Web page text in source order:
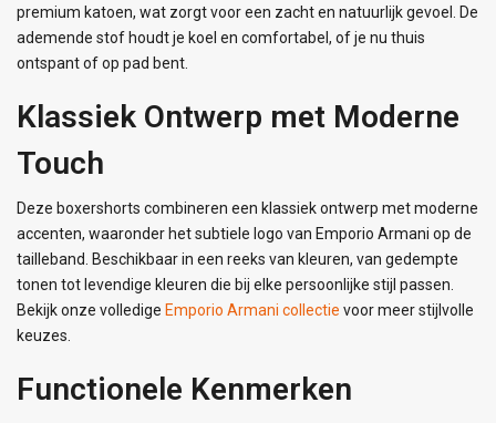
premium katoen, wat zorgt voor een zacht en natuurlijk gevoel. De
ademende stof houdt je koel en comfortabel, of je nu thuis
ontspant of op pad bent.
Klassiek Ontwerp met Moderne
Touch
Deze boxershorts combineren een klassiek ontwerp met moderne
accenten, waaronder het subtiele logo van Emporio Armani op de
tailleband. Beschikbaar in een reeks van kleuren, van gedempte
tonen tot levendige kleuren die bij elke persoonlijke stijl passen.
Bekijk onze volledige Emporio Armani collectie voor meer stijlvolle
keuzes.
Functionele Kenmerken